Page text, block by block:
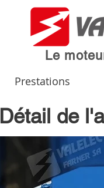
Le
Prestations
Détail de